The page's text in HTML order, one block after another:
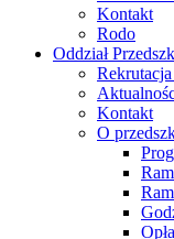
Kontakt
Rodo
Oddział
Kontakt
O